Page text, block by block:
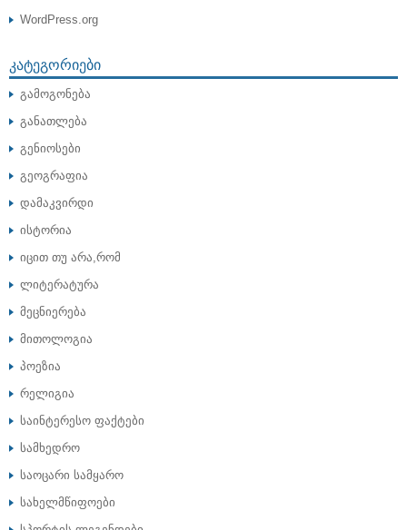
WordPress.org
ᲙᲐᲢᲔᲒᲝᲠᲘᲔᲑᲘ
გამოგონება
განათლება
გენიოსები
გეოგრაფია
დამაკვირდი
ისტორია
იცით თუ არა,რომ
ლიტერატურა
მეცნიერება
მითოლოგია
პოეზია
რელიგია
საინტერესო ფაქტები
სამხედრო
საოცარი სამყარო
სახელმწიფოები